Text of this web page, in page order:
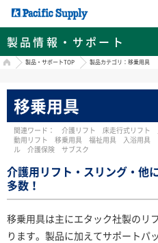
製品情報・サポート
HOME製品・サポートTOP 製品カテゴリ：移乗用具
移乗用具
関連ワード： 介護リフト 床走行式リフ
動用リフト 移乗用具 福祉用具 入浴用具
ル 介護保険 サブスク
介護用リフト・スリング・他
多数！
移乗用具は主にエタック社製のリ
ります。製品に加えてサポートパ